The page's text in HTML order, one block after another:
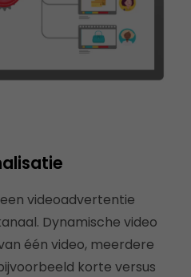
videoadvertentie
Dynamische video
één video, meerdere
korte versus